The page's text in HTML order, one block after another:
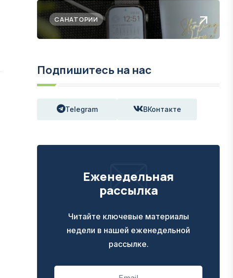
САНАТОРИИ
Подпишитесь на нас
Telegram ВКонтакте
Еженедельная
рассылка
Читайте ключевые материалы
недели в нашей еженедельной
рассылке.